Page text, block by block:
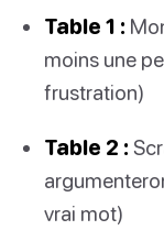
Table 1 :
moins une
frustration)
Table 2 :
vrai mot)